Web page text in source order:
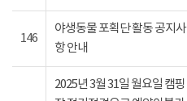
146
야생동물 포획단 활동 공지사
항 안내
2025년 3월 31일 월요일 캠핑